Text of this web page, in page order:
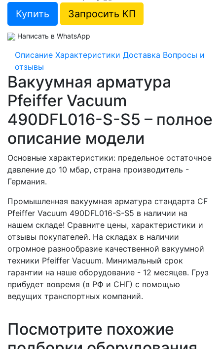
Купить Запросить КП
Написать в WhatsApp
Описание Характеристики Доставка Вопросы и
отзывы
Вакуумная арматура
Pfeiffer Vacuum
490DFL016-S-S5 – полное
описание модели
Основные характеристики: предельное остаточное
давление до 10 мбар, страна производитель -
Германия.
Промышленная вакуумная арматура стандарта CF
Pfeiffer Vacuum 490DFL016-S-S5 в наличии на
нашем складе! Сравните цены, характеристики и
отзывы покупателей. На складах в наличии
огромное разнообразие качественной вакуумной
техники Pfeiffer Vacuum. Минимальный срок
гарантии на наше оборудование - 12 месяцев. Груз
прибудет вовремя (в РФ и СНГ) с помощью
ведущих транспортных компаний.
Посмотрите похожие